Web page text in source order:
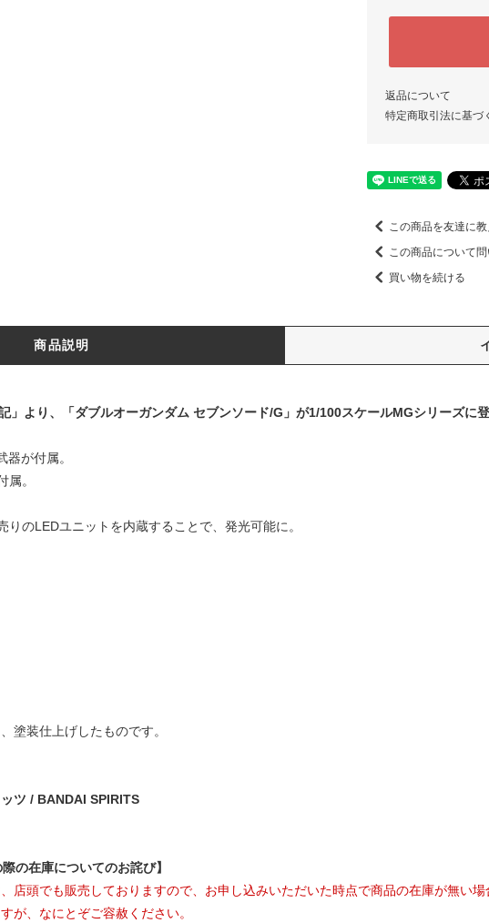
返品について
特定商取引法に基づ
この商品を友達に教
この商品について
買い物を続ける
商品説明
」より、「ダブルオーガンダム セブンソード/G」が1/100スケールMGシリーズに登
が付属。
属。
りのLEDユニットを内蔵することで、発光可能に。
塗装仕上げしたものです。
ツ / BANDAI SPIRITS
の在庫についてのお詫び】
店頭でも販売しておりますので、お申し込みいただいた時点で商品の在庫が無い場
が、なにとぞご容赦ください。